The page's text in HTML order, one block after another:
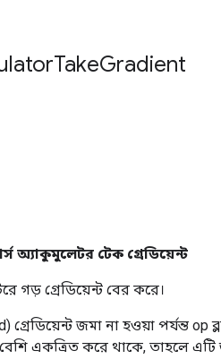
TakeGradient
অ্যাকুমুলেটর টেক গ্রেডিয়েন্ট
গড় গ্রেডিয়েন্ট বের করে।
গ্রেডিয়েন্ট জমা না হওয়া পর্যন্ত op
বেশি একত্রিত করে থাকে, তাহলে